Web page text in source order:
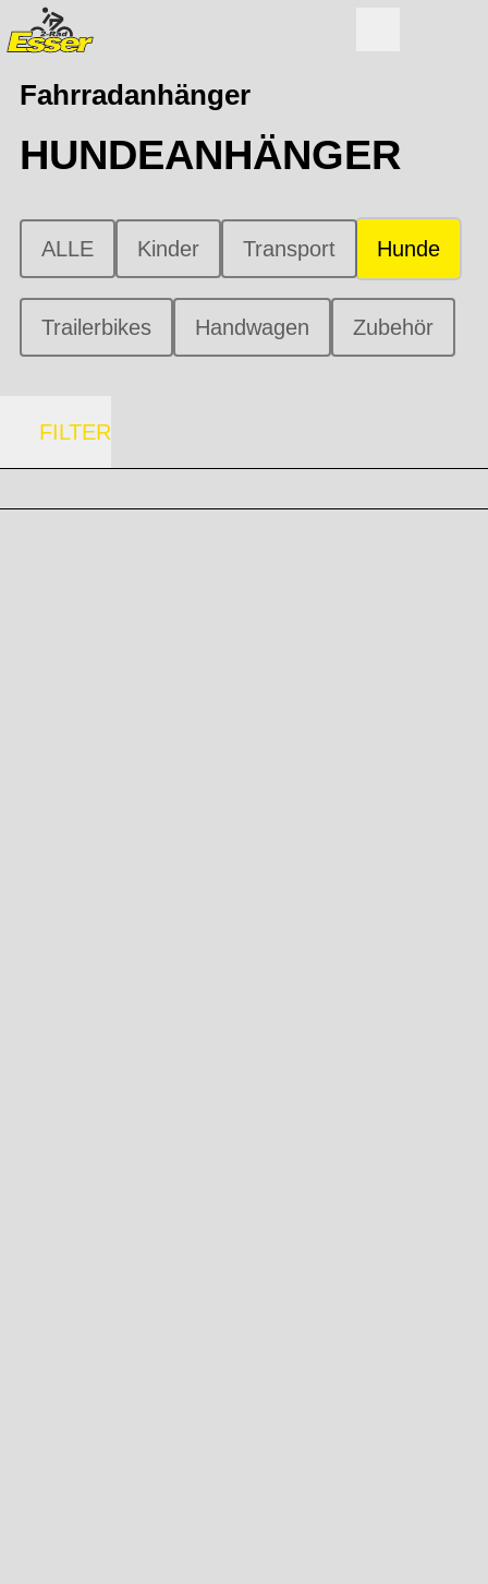
Fahrradanhänger
HUNDEANHÄNGER
ALLE Kinder Transport Hunde
Trailerbikes Handwagen Zubehör
FILTER